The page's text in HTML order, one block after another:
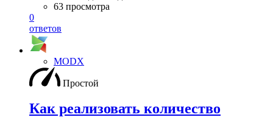
63 просмотра
0
ответов
MODX
Простой
Как реализовать количество